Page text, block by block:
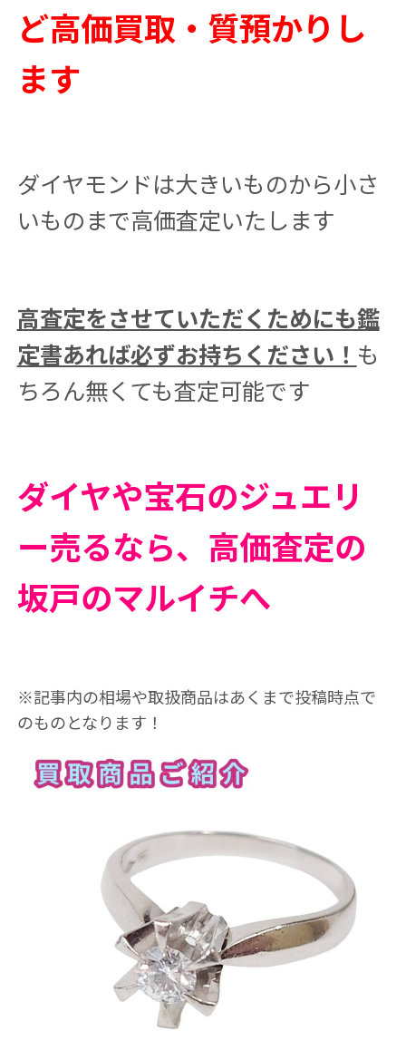
ど高価買取・質預かりし
ます
ダイヤモンドは大きいものから小さ
いものまで高価査定いたします
高査定をさせていただくためにも鑑
定書あれば必ずお持ちください！ も
ちろん無くても査定可能です
ダイヤや宝石のジュエリ
ー売るなら、高価査定の
坂戸のマルイチへ
※記事内の相場や取扱商品はあくまで投稿時点で
のものとなります！